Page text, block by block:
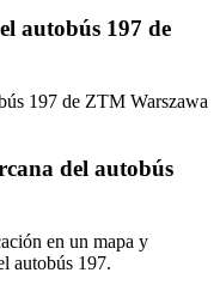
autobús 197 de
197 de ZTM Warszawa
del autobús
en un mapa y
autobús 197.